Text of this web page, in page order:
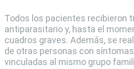
Todos los pacientes recibieron
antiparasitario y, hasta el
cuadros graves. Además, se
de otras personas con
vinculadas al mismo grupo